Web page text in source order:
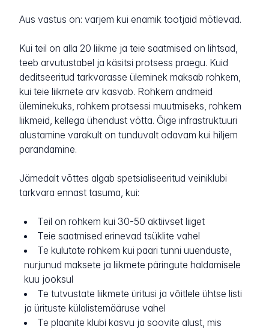
Aus vastus on: varjem kui enamik tootjaid mõtlevad.
Kui teil on alla 20 liikme ja teie saatmised on lihtsad,
teeb arvutustabel ja käsitsi protsess praegu. Kuid
deditseeritud tarkvarasse üleminek maksab rohkem,
kui teie liikmete arv kasvab. Rohkem andmeid
üleminekuks, rohkem protsessi muutmiseks, rohkem
liikmeid, kellega ühendust võtta. Õige infrastruktuuri
alustamine varakult on tunduvalt odavam kui hiljem
parandamine.
Jämedalt võttes algab spetsialiseeritud veiniklubi
tarkvara ennast tasuma, kui:
Teil on rohkem kui 30-50 aktiivset liiget
Teie saatmised erinevad tsüklite vahel
Te kulutate rohkem kui paari tunni uuenduste,
nurjunud maksete ja liikmete päringute haldamisele
kuu jooksul
Te tutvustate liikmete üritusi ja võitlele ühtse listi
ja ürituste külalistemääruse vahel
Te plaanite klubi kasvu ja soovite alust, mis